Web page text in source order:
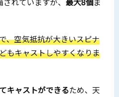
、空気抵抗が大きいスピナ
もキャストしやすくなりま
キャストができるため、天